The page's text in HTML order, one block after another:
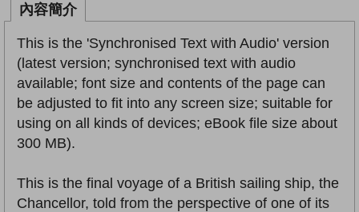
內容簡介
This is the 'Synchronised Text with Audio' version
(latest version; synchronised text with audio
available; font size and contents of the page can
be adjusted to fit into any screen size; suitable for
using on all kinds of devices; eBook file size about
300 MB).
This is the final voyage of a British sailing ship, the
Chancellor, told from the perspective of one of its